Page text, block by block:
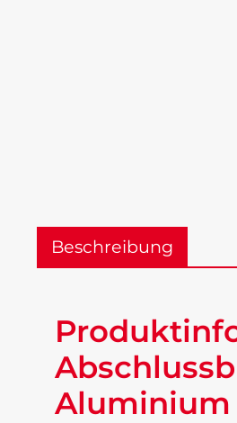
Beschreibung
Aluminium